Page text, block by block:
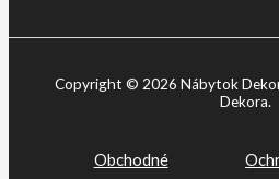
Copyright © 2026 Nábytok
Dekora.
Obchodné